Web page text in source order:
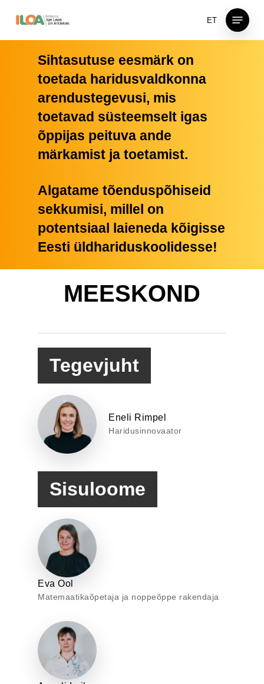
main
ET
Menu
Sihtasutuse eesmärk on
toetada haridusvaldkonna
arendustegevusi, mis
toetavad süsteemselt igas
õppijas peituva ande
märkamist ja toetamist.
Algatame tõenduspõhiseid
sekkumisi, millel on
potentsiaal laieneda kõigisse
Eesti üldhariduskoolidesse!
MEESKOND
Tegevjuht
Eneli Rimpel
Haridusinnovaator
Sisuloome
Eva Ool
Matemaatikaõpetaja ja noppeõppe rakendaja